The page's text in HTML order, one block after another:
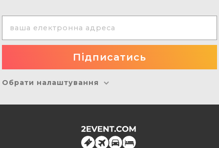
Обрати налаштування